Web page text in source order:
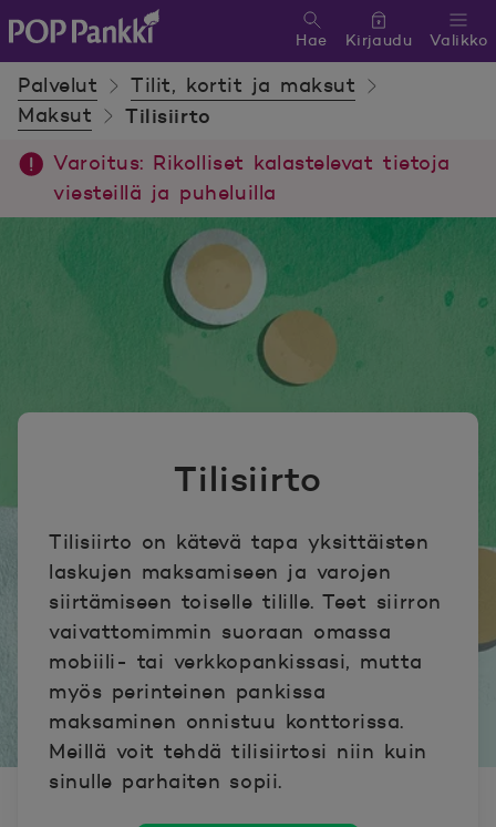
POP Pankki, etusivulle
Valikko
Hae Kirjaudu
Palvelut
Tilit, kortit ja maksut
Maksut
Tilisiirto
Varoitus: Rikolliset kalastelevat tietoja
viesteillä ja puheluilla
Tilisiirto
Tilisiirto on kätevä tapa yksittäisten
laskujen maksamiseen ja varojen
siirtämiseen toiselle tilille. Teet siirron
vaivattomimmin suoraan omassa
mobiili- tai verkkopankissasi, mutta
myös perinteinen pankissa
maksaminen onnistuu konttorissa.
Meillä voit tehdä tilisiirtosi niin kuin
sinulle parhaiten sopii.